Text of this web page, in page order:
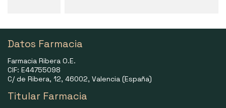
Datos Farmacia
Farmacia Ribera O.E.
CIF: E44755098
C/ de Ribera, 12, 46002, Valencia (España)
Titular Farmacia